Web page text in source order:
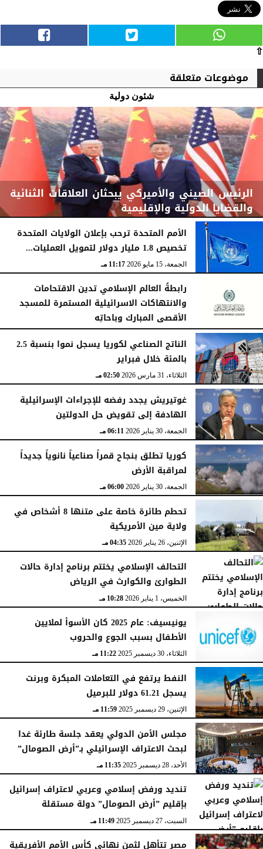
⇧
موضوعات متعلقة
شئون دولية
الرئيس الصيني والأميركي يبحثان العلاقات الثنائية
والقضايا الدولية والإقليمية
الجمعة، 15 مايو 2026 11:52 مـ
الأمم المتحدة ترحب بإعلان الولايات المتحدة
تخصيص 1.8 مليار دولار لتمويل العمليات...
الجمعة، 15 مايو 2026 11:17 مـ
رابطةُ العالم الإسلامي تدين الاقتحامات
والانتهاكات الاسرائيلية المستمرة للمسجد
الأقصى المبارك وباحاتِه
الجمعة، 15 مايو 2026 11:09 مـ
الناتج الصناعي لكوريا يسجل نموا بنسبة 2.5
بالمئة خلال فبراير
الثلاثاء، 31 مارس 2026 02:50 مـ
غوتيريش يجدد رفضه للإجراءات الإسرائيلية
الهادفة إلى تقويض حل الدولتين
الجمعة، 30 يناير 2026 06:11 مـ
كوريا تطلق بنجاح قمراً صناعياً نانوياً جديداً
لمراقبة الأرض
الجمعة، 30 يناير 2026 06:00 مـ
تحطم طائرة خاصة على متنها 8 أشخاص في
ولاية مين الأمريكية
الإثنين، 26 يناير 2026 04:35 مـ
التحالف الإسلامي يختتم برنامج إدارة حالات
الطوارئ والكوارث في الرياض
الخميس، 1 يناير 2026 10:28 مـ
يونيسيف: عام 2025 كان الأسوأ لملايين
الأطفال بسبب الجوع والحروب
الثلاثاء، 30 ديسمبر 2025 11:22 مـ
النفط يرتفع في التعاملات المبكرة وبرنت
يسجل 61.21 دولار للبرميل
الإثنين، 29 ديسمبر 2025 11:59 مـ
مجلس الأمن الدولي يعقد جلسة طارئة غدا
لبحث الاعتراف الإسرائيلي بـ”أرض الصومال”
الأحد، 28 ديسمبر 2025 11:35 مـ
تنديد ورفض إسلامي وعربي لاعتراف إسرائيل
بإقليم ”أرض الصومال” دولة مستقلة
السبت، 27 ديسمبر 2025 11:49 مـ
مصر تتأهل لثمن نهائي كأس الأمم الأفريقية